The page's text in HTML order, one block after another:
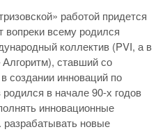
работой придется
вопреки всему родился
коллектив (PVI, а в
ставший со
создании инноваций по
в начале 90-х годов
инновационные
разрабатывать новые